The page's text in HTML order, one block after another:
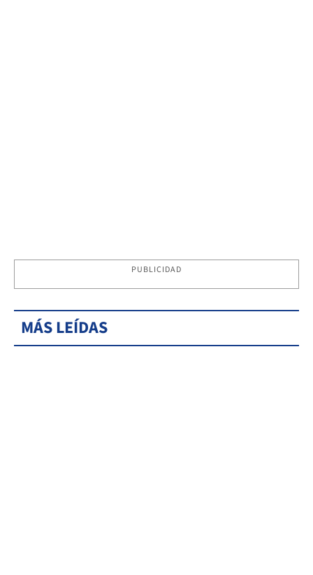
PUBLICIDAD
MÁS LEÍDAS